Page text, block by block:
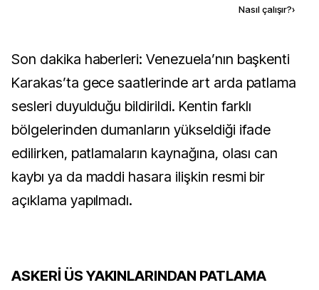
Nasıl çalışır?›
Son dakika haberleri: Venezuela’nın başkenti
Karakas’ta gece saatlerinde art arda patlama
sesleri duyulduğu bildirildi. Kentin farklı
bölgelerinden dumanların yükseldiği ifade
edilirken, patlamaların kaynağına, olası can
kaybı ya da maddi hasara ilişkin resmi bir
açıklama yapılmadı.
ASKERİ ÜS YAKINLARINDAN PATLAMA